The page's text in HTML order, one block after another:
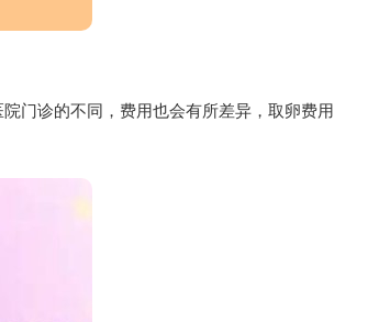
门诊的不同，费用也会有所差异，取卵费用